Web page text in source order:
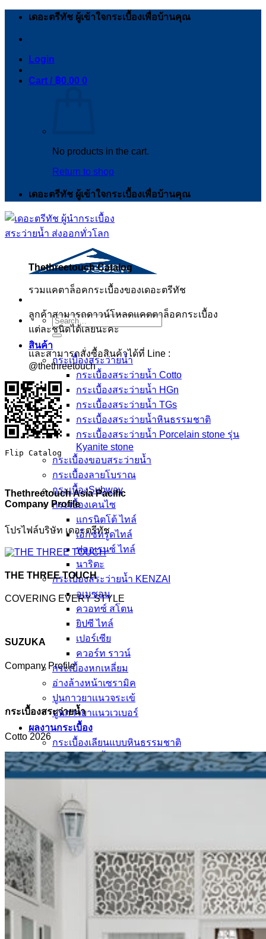
Skip
เดอะตรีทัช ผู้เข้าใจกระเบื้องเพื่อบ้านคุณ
Login
Cart / ฿0.00 0
No products in the cart.
Return to shop
เดอะตรีทัช ผู้เข้าใจกระเบื้องเพื่อบ้านคุณ
Search
for:
สินค้า
กระเบื้องสระว่ายนํ้า
กระเบื้องสระว่ายน้ำ Cotto
กระเบื้องสระว่ายน้ำ HGn
กระเบื้องสระว่ายน้ำ TGs
กระเบื้องสระว่ายน้ำหินธรรมชาติ
กระเบื้องสระว่ายนํ้า Porcelain stone รุ่น
Kyanite stone
กระเบื้องขอบสระว่ายน้ำ
กระเบื้องลายโบราณ
กระเบื้องSubway
กระเบื้องเคนไซ
แกรนิตโต้ ไทล์
เอ็กซ์ทรูดไทล์
ฟลอเรนซ์ ไทล์
นาริตะ
กระเบื้องสระว่ายน้ำ KENZAI
อเมซอน
ควอทซ์ สโตน
ยิปซี ไทล์
เปอร์เซีย
ควอร์ท ราวน์
กระเบื้องหกเหลี่ยม
อ่างล้างหน้าเซรามิค
ปูนกาวยาเเนวจระเข้
ปูนกาวยาเเนวเวเบอร์
ผลงานกระเบื้อง
กระเบื้องเลียนแบบหินธรรมชาติ
ผลงานกระเบื้องลายโบราณ
ผลงานกระเบื้องสระว่ายนํ้า
กระเบื้องลายหินอ่อน
คอนกรีตบล็อก
กระเบื้องเคนไซ
กระเบื้องพอร์ชเลน เลียนเเบบหินธรรมชาติ
บทความ
Catalog
คำนวณกระเบื้อง
โปรโมชั่นกระเบื้อง
ติดต่อเรา
Thethreetouch Catalog
รวมแคตาล็อคกระเบื้องของเดอะตรีทัช
ลูกค้าสามารถดาวน์โหลดแคตตาล็อคกระเบื้อง
แต่ละชนิดได้เลยนะคะ
และสามารถสั่งซื้อสินค้าได้ที่ Line :
@thethreetouch
Flip Catalog
Thethreetouch Asia Pacific
Company Profile
โปรไฟล์บริษัท เดอะตรีทัช
THE THREE TOUCH
COVERING EVERY STYLE
SUZUKA
Company Profile
กระเบื้องสระว่ายน้ำ
Cotto 2026